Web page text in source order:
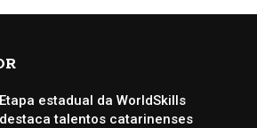
Etapa estadual da WorldSkills
destaca talentos catarinenses